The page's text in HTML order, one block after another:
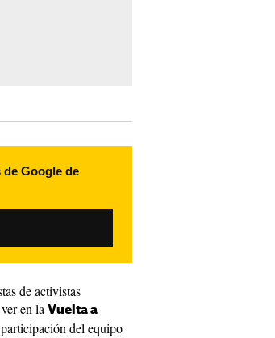
Google de
de activistas
en la Vuelta a
del equipo